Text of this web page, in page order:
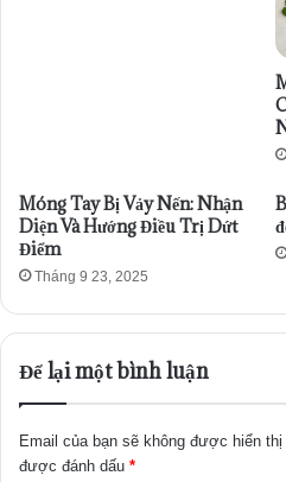
Móng Tay Bị Vảy Nến: Nhận
Diện Và Hướng Điều Trị Dứt
Điểm
Tháng 9 23, 2025
Để lại một bình luận
Email của bạn sẽ không được hiển thị
được đánh dấu *